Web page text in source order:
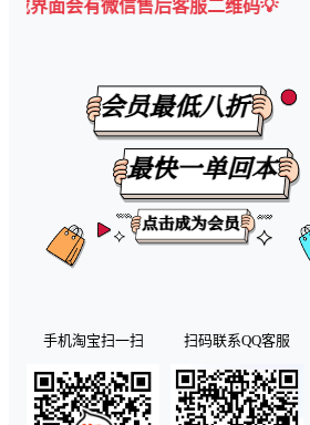
信售后客服二维码💡
手机淘宝扫一扫 扫码联系QQ客服